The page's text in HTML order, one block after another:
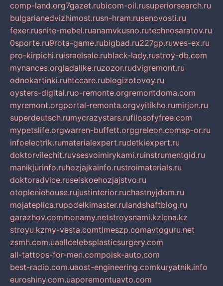
comp-land.org7gazet.rubicom-oil.rusuperiorsearch.ru
bulgarianedvizhimost.rusn-hram.rusenovosti.ru
fexer.rusnite-mebel.ruanamvkusno.rutechnosaratov.ru
0sporte.ru9rota-game.rubigbad.ru227gp.ruwes-ex.ru
pro-kirpichi.ruisraelsale.rublack-lady.rustroy-db.com
mynances.orgladalike.ruzozor.rudvigremont.ru
odnokartinki.ruhtccare.rublogizotovoy.ru
oysters-digital.ruo-remonte.orgremontdoma.com
myremont.orgportal-remonta.orgvyitikho.rumirjon.ru
superdeutsch.rumycrazystars.rufilosofyfree.com
mypetslife.orgwarren-buffett.orggreleon.comsp-or.ru
infoelectrik.rumaterialexpert.rudetkiexpert.ru
doktorvilechit.ruvsesvoimirykami.ruinstrumentgid.ru
manikjurinfo.ruhozjajkainfo.rustroimaterials.ru
doktoradvice.ruselskoehozjajstvo.ru
otopleniehouse.rujustinterior.ruchastnyjdom.ru
mojateplica.rupodelkimaster.rulandshaftblog.ru
garazhov.commonamy.netstroysnami.kzlcna.kz
stroyu.kzmy-vesta.comtimeszp.comavtoguru.net
zsmh.com.uaallcelebsplasticsurgery.com
all-tattoos-for-men.compoisk-auto.com
best-radio.com.uaost-engineering.comkuryatnik.info
euroshiny.com.uaporemontuavto.com